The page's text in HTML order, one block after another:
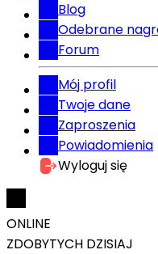
Blog
Odebrane
Forum
Mój profil
Twoje dane
Zaproszenia
Powiadomienia
Wyloguj się
ONLINE
ZDOBYTYCH DZISIAJ